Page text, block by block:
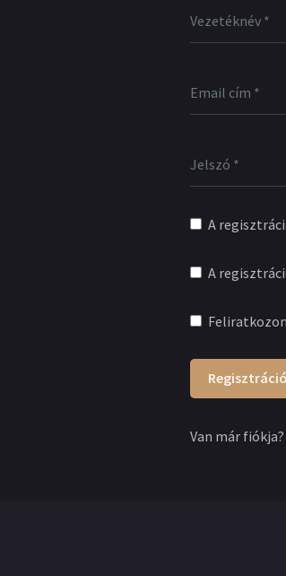
A
A
Regisztráció
Van már fiókja?